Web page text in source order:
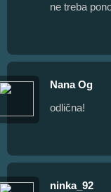
ne treba
Nana Og
odlična!
ninka_92